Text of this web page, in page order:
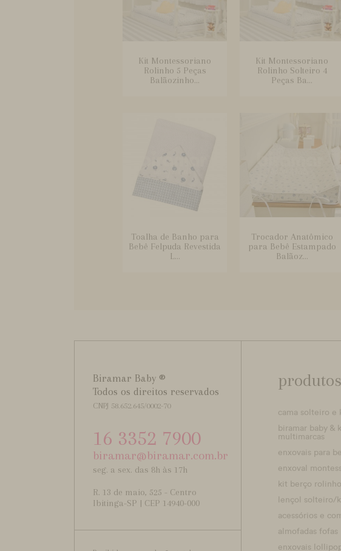
Kit Montessoriano
Rolinho 5 Peças
Balãozinho...
Kit Montessoriano
Rolinho Solteiro 4
Peças Ba...
Toalha de Banho para
Bebê Felpuda Revestida
L...
Trocador Anatômico
para Bebê Estampado
Balãoz...
Biramar Baby ®
Todos os direitos reservados
CNPJ 58.652.645/0002-70
16 3352 7900
biramar@biramar.com.br
seg. a sex. das 8h às 17h
R. 13 de maio, 525 - Centro
Ibitinga-SP | CEP 14940-000
produtos
cama solteiro e
biramar baby &
multimarcas
enxovais para
enxoval
kit berço rolinho
lençol solteiro/
acessórios e
almofadas fofas
enxovais